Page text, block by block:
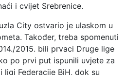
i cvijet Srebrenice.
City ostvario je ulaskom u
Također, treba spomenuti
2015. bili prvaci Druge lige
po prvi put ispunili uvjete za
ligi Federacije BiH, dok su